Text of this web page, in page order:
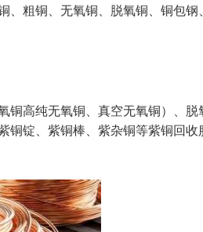
、粗铜、无氧铜、脱氧铜、铜包
铜高纯无氧铜、真空无氧铜）、
铜锭、紫铜棒、紫杂铜等紫铜回